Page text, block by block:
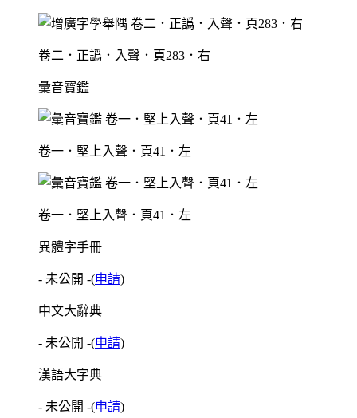
卷二．正譌．入聲．頁283．右
彙音寶鑑
卷一．堅上入聲．頁41．左
卷一．堅上入聲．頁41．左
異體字手冊
- 未公開 -(申請)
中文大辭典
- 未公開 -(申請)
漢語大字典
- 未公開 -(申請)